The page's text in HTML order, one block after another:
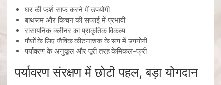
घर की फर्श साफ करने में उपयोगी
बाथरूम और किचन की सफाई में प्रभावी
रासायनिक क्लीनर का प्राकृतिक विकल्प
पौधों के लिए जैविक कीटनाशक के रूप में उपयोगी
पर्यावरण के अनुकूल और पूरी तरह केमिकल-फ्री
पर्यावरण संरक्षण में छोटी पहल, बड़ा योगदान